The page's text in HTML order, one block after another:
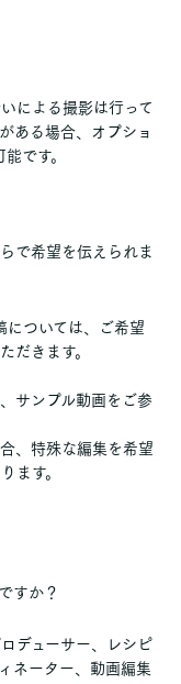
による撮影は行って
ある場合、オプショ
です。
で希望を伝えられま
については、ご希望
だきます。
サンプル動画をご参
、特殊な編集を希望
ます。
すか？
デューサー、レシピ
ネーター、動画編集